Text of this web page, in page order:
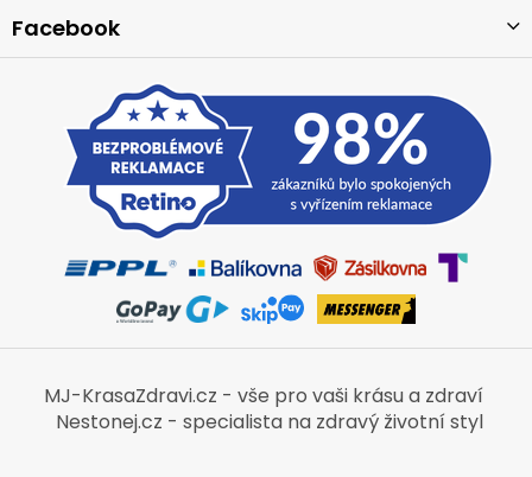
Facebook
MJ-KrasaZdravi.cz - vše pro vaši krásu a zdraví
Nestonej.cz - specialista na zdravý životní styl